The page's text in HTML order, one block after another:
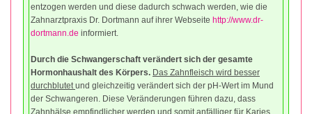
entzogen werden und diese dadurch schwach werden, wie die
Zahnarztpraxis Dr. Dortmann auf ihrer Webseite http://www.dr-
dortmann.de informiert.
Durch die Schwangerschaft verändert sich der gesamte
Hormonhaushalt des Körpers. Das Zahnfleisch wird besser
durchblutetund gleichzeitig verändert sich der pH-Wert im Mund
der Schwangeren. Diese Veränderungen führen dazu, dass